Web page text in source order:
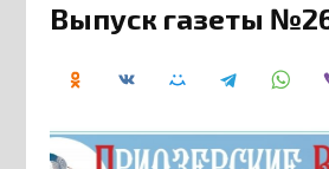
Выпуск газеты